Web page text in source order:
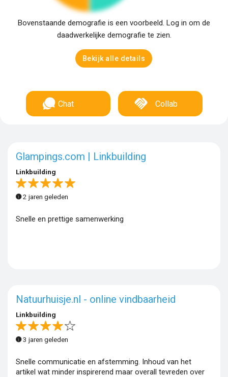
Bovenstaande demografie is een voorbeeld. Log in om de
daadwerkelijke demografie te zien.
Bekijk alle details
Chat Collab
Glampings.com | Linkbuilding
Linkbuilding
2 jaren geleden
Snelle en prettige samenwerking
Natuurhuisje.nl - online vindbaarheid
Linkbuilding
3 jaren geleden
Snelle communicatie en afstemming. Inhoud van het
artikel wat minder inspirerend maar overall tevreden over